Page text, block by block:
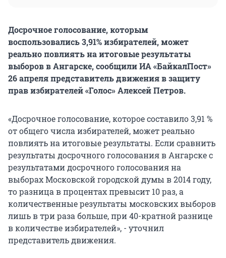
Досрочное голосование, которым
воспользовались 3,91% избирателей, может
реально повлиять на итоговые результаты
выборов в Ангарске, сообщили ИА «БайкалПост»
26 апреля представитель движения в защиту
прав избирателей «Голос» Алексей Петров.
«Досрочное голосование, которое составило 3,91 %
от общего числа избирателей, может реально
повлиять на итоговые результаты. Если сравнить
результаты досрочного голосования в Ангарске с
результатами досрочного голосования на
выборах Московской городской думы в 2014 году,
то разница в процентах превысит 10 раз, а
количественные результаты московских выборов
лишь в три раза больше, при 40-кратной разнице
в количестве избирателей», - уточнил
представитель движения.